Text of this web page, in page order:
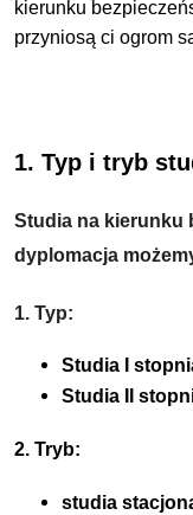
kierunku
przyniosą ci ogrom
1. Typ i tryb
Studia na kierunku
dyplomacja
1. Typ:
Studia I
Studia II
2. Tryb:
studia